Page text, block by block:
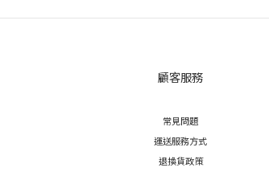
顧客服務
常見問題
運送服務方式
退換貨政策